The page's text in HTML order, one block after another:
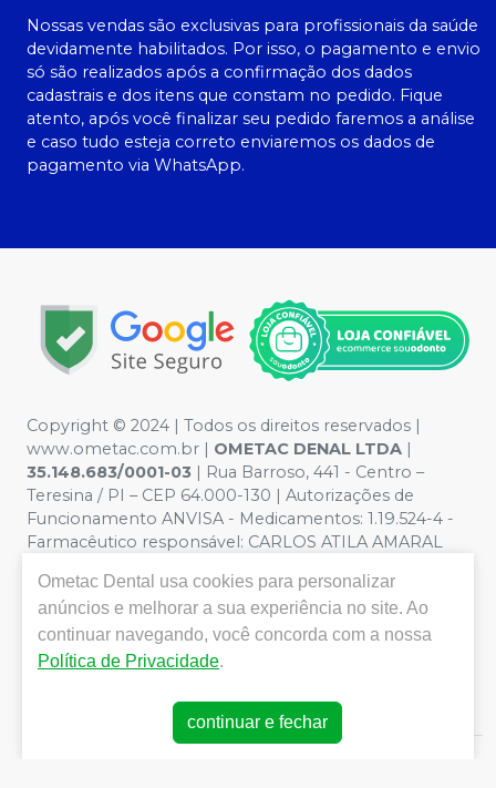
Nossas vendas são exclusivas para profissionais da saúde
devidamente habilitados. Por isso, o pagamento e envio
só são realizados após a confirmação dos dados
cadastrais e dos itens que constam no pedido. Fique
atento, após você finalizar seu pedido faremos a análise
e caso tudo esteja correto enviaremos os dados de
pagamento via WhatsApp.
Copyright © 2024 | Todos os direitos reservados |
www.ometac.com.br | OMETAC DENAL LTDA |
35.148.683/0001-03 | Rua Barroso, 441 - Centro –
Teresina / PI – CEP 64.000-130 | Autorizações de
Funcionamento ANVISA - Medicamentos: 1.19.524-4 -
Farmacêutico responsável: CARLOS ATILA AMARAL
Segurança - Fotos meramente ilustrativas - Os preços e
condições da loja virtual estão sujeitos a alterações. Em
caso de divergência de preços no site, o valor válido é o
do Carrinho de Compra. Não vendemos por atacado
compras de grandes volumes pelo site.
Ometac Dental usa cookies para personalizar
anúncios e melhorar a sua experiência no site. Ao
continuar navegando, você concorda com a nossa
Política de Privacidade.
continuar e fechar